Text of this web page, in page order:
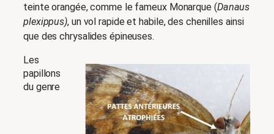
teinte orangée, comme le fameux Monarque (Danaus
plexippus), un vol rapide et habile, des chenilles ainsi
que des chrysalides épineuses.
Les
papillons
du genre